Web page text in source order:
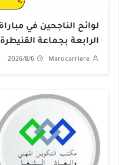
الرابعة بجماعة القنيطرة 2026
Marocarriere
2026/8/6